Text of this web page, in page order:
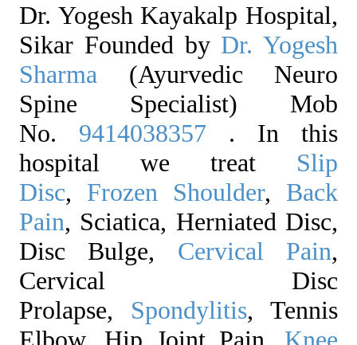
Dr. Yogesh Kayakalp Hospital,
Sikar Founded by Dr. Yogesh
Sharma (Ayurvedic Neuro
Spine Specialist) Mob
No. 9414038357 . In this
hospital we treat Slip
Disc, Frozen Shoulder, Back
Pain, Sciatica, Herniated Disc,
Disc Bulge, Cervical Pain,
Cervical Disc
Prolapse, Spondylitis, Tennis